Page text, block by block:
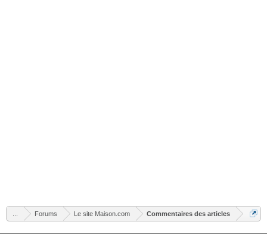
Forums Le site Maison.com Commentaires des articles